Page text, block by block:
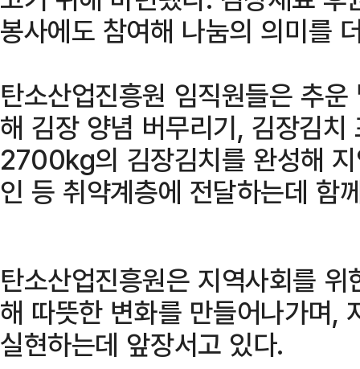
봉사에도 참여해 나눔의 의미를
탄소산업진흥원 임직원들은 추
해 김장 양념 버무리기, 김장김
2700kg의 김장김치를 완성해
인 등 취약계층에 전달하는데 함
탄소산업진흥원은 지역사회를
해 따뜻한 변화를 만들어나가며,
실현하는데 앞장서고 있다.